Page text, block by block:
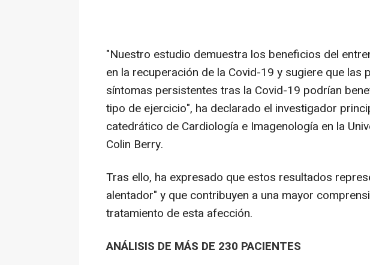
"Nuestro estudio demuestra los beneficios del
en la recuperación de la Covid-19 y sugiere que las
síntomas persistentes tras la Covid-19 podrían
tipo de ejercicio", ha declarado el investigador
catedrático de Cardiología e Imagenología en la
Colin Berry.
Tras ello, ha expresado que estos resultados
alentador" y que contribuyen a una mayor
tratamiento de esta afección.
ANÁLISIS DE MÁS DE 230 PACIENTES